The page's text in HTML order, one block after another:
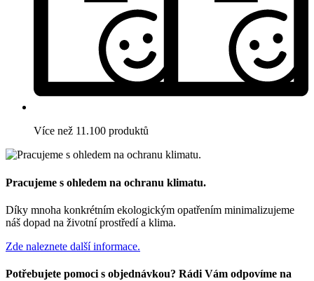
Více než 11.100 produktů
Pracujeme s ohledem na ochranu klimatu.
Díky mnoha konkrétním ekologickým opatřením minimalizujeme
náš dopad na životní prostředí a klima.
Zde naleznete další informace.
Potřebujete pomoci s objednávkou? Rádi Vám odpovíme na